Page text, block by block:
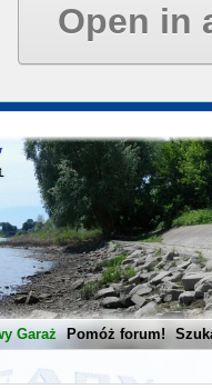
Open in
Garaż Pomóż forum!